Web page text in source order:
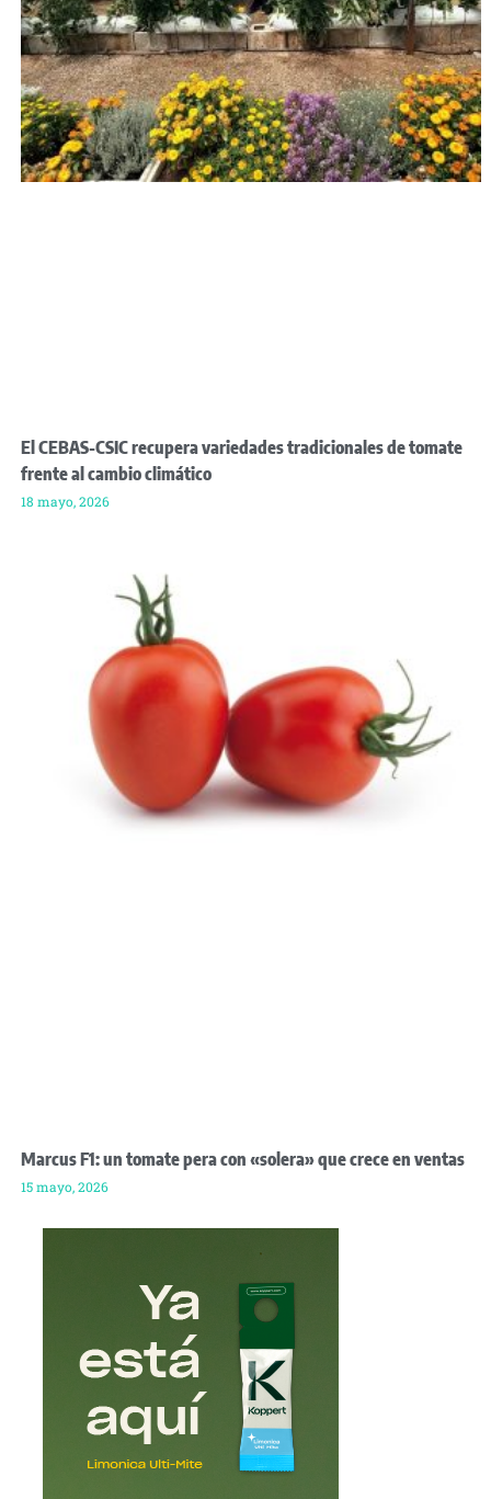
El CEBAS-CSIC recupera variedades tradicionales de tomate
frente al cambio climático
18 mayo, 2026
Marcus F1: un tomate pera con «solera» que crece en ventas
15 mayo, 2026